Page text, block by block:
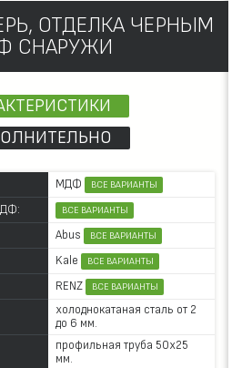
ОТДЕЛКА ЧЕРНЫМ
СНАРУЖИ
МДФ ВСЕ ВАРИАНТЫ
ВСЕ ВАРИАНТЫ
Abus ВСЕ ВАРИАНТЫ
Kale ВСЕ ВАРИАНТЫ
RENZ ВСЕ ВАРИАНТЫ
холоднокатаная сталь от 2
до 6 мм.
профильная труба 50х25
мм.